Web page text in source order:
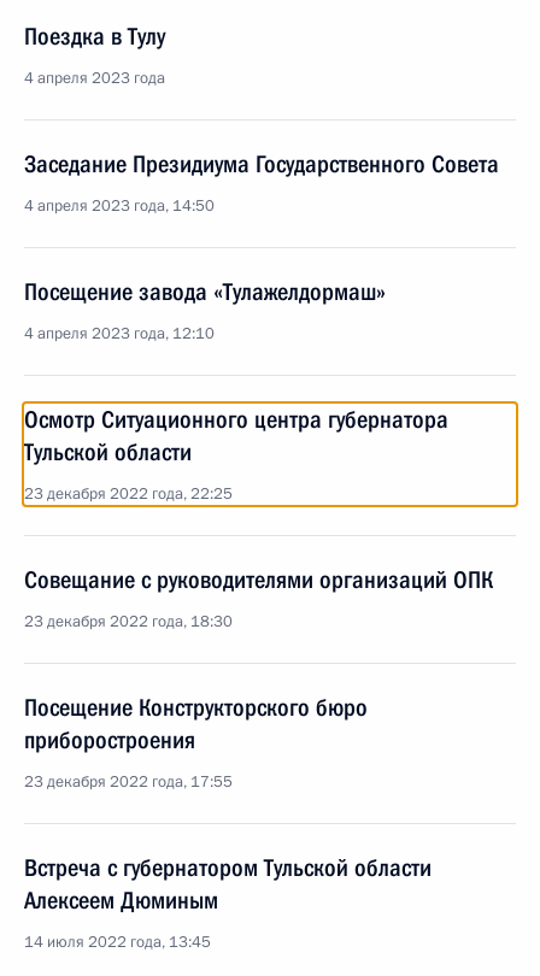
Поездка в Тулу
4 апреля 2023 года
Заседание Президиума Государственного Совета
4 апреля 2023 года, 14:50
Посещение завода «Тулажелдормаш»
4 апреля 2023 года, 12:10
Осмотр Ситуационного центра губернатора
Тульской области
23 декабря 2022 года, 22:25
Совещание с руководителями организаций ОПК
23 декабря 2022 года, 18:30
Посещение Конструкторского бюро
приборостроения
23 декабря 2022 года, 17:55
Встреча с губернатором Тульской области
Алексеем Дюминым
14 июля 2022 года, 13:45